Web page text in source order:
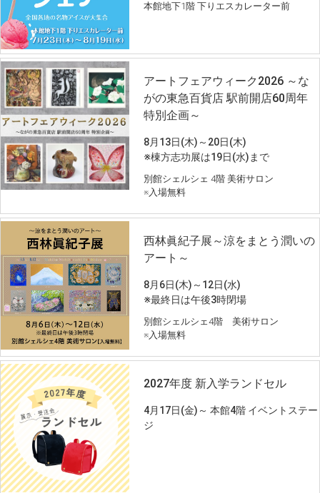
本館地下1階 下りエスカレーター前
アートフェアウィーク2026 ～な
がの東急百貨店 駅前開店60周年
特別企画～
8月13日(木)～20日(木)
※棟方志功展は19日(水)まで
別館シェルシェ 4階 美術サロン
※入場無料
西林眞紀子展～涼をまとう潤いの
アート～
8月6日(木)～12日(水)
※最終日は午後3時閉場
別館シェルシェ4階 美術サロン
※入場無料
2027年度 新入学ランドセル
4月17日(金)～ 本館4階 イベントステー
ジ